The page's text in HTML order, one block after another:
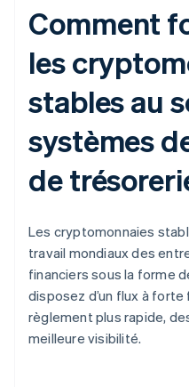
Comment
les
stables au
systèmes
de
Les cryptomonnaies
travail mondiaux des
financiers sous la forme
disposez d’un flux à
règlement plus rapide,
meilleure visibilité.